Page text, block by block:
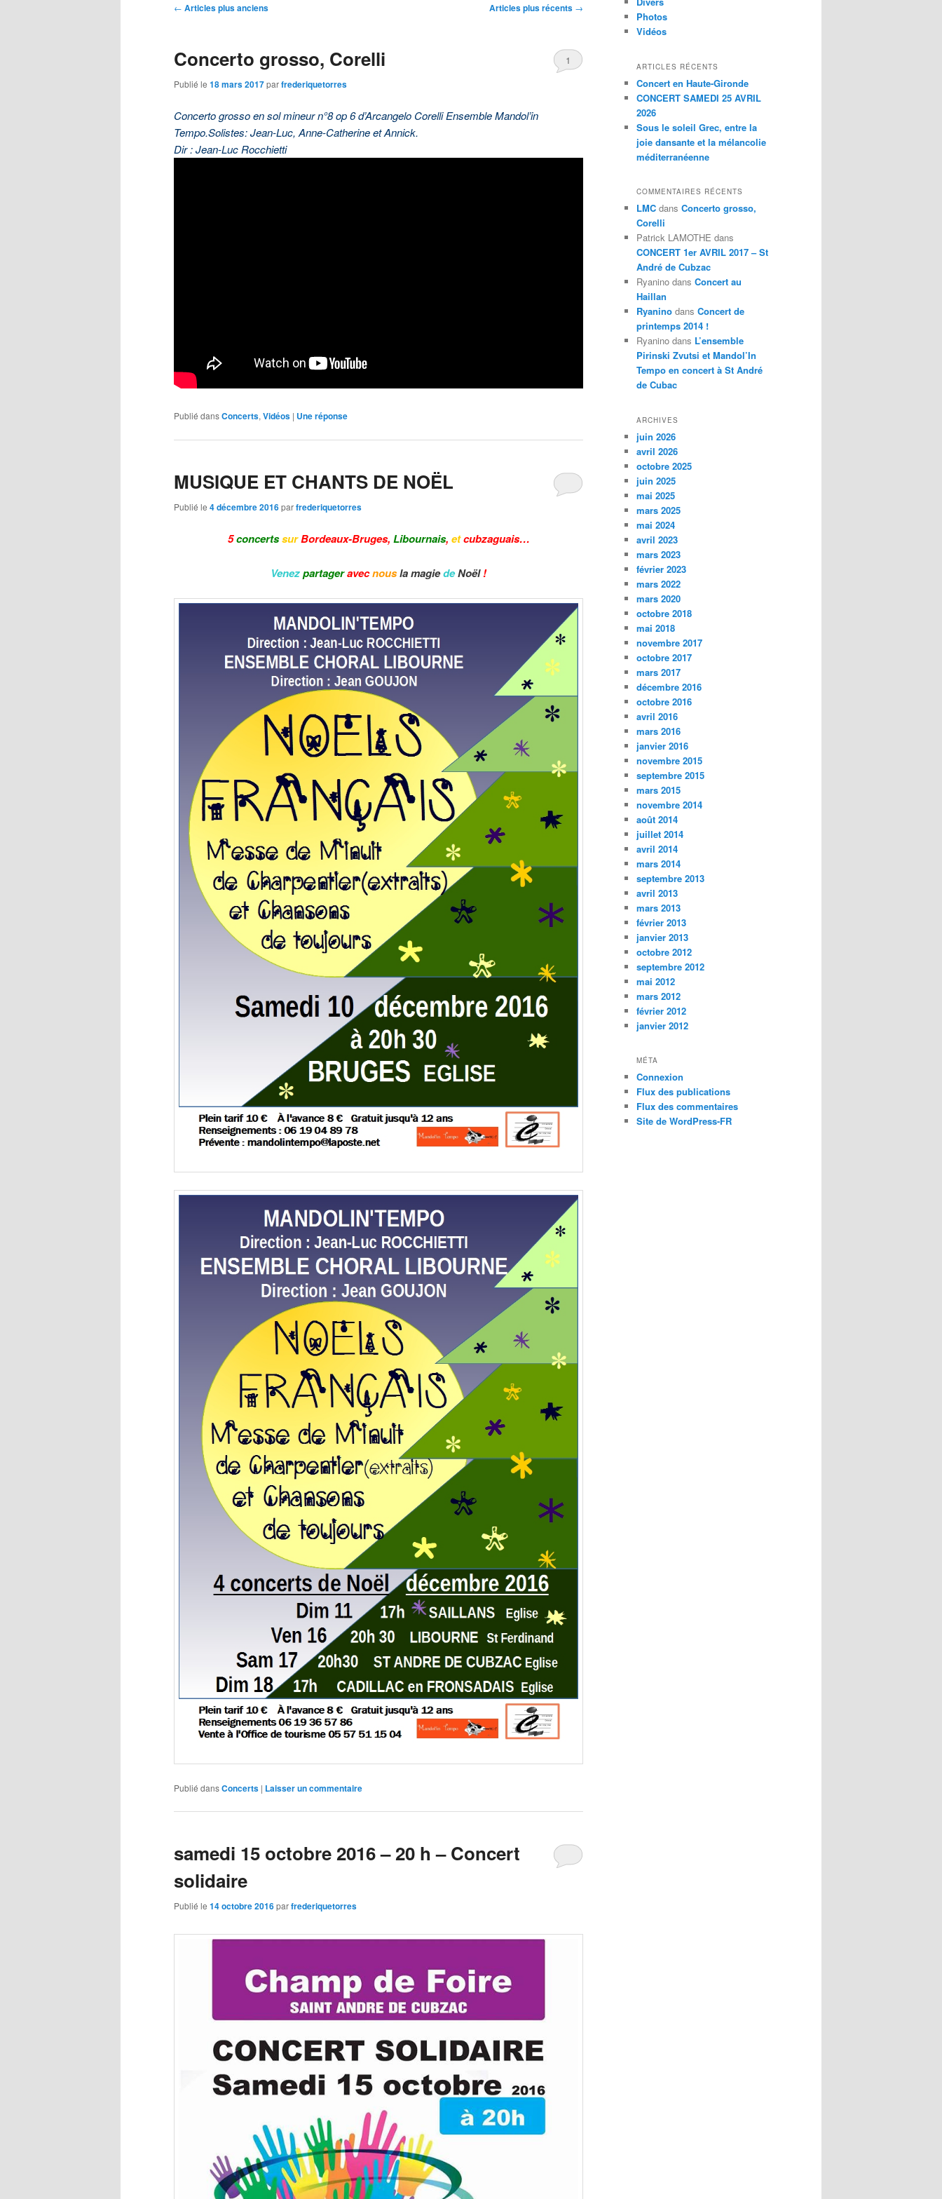
Navigation
← Articles plus anciens Articles plus récents →
Concerto grosso, Corelli
Publié le 18 mars 2017parfrederiquetorres
1
Concerto grosso en sol mineur n°8 op 6 d’Arcangelo Corelli Ensemble Mandol’in
Tempo.Solistes: Jean-Luc, Anne-Catherine et Annick.
Dir : Jean-Luc Rocchietti
Publié dansConcerts, Vidéos | Uneréponse
MUSIQUE ET CHANTS DE NOËL
Publié le 4 décembre 2016parfrederiquetorres
5concerts surBordeaux-Bruges, Libournais, etcubzaguais…
Venezpartageravecnousla magiedeNoël!
Publié dansConcerts | Laisser un commentaire
samedi 15 octobre 2016 – 20 h – Concert
solidaire
Publié le 14 octobre 2016parfrederiquetorres
Photos
Vidéos
ARTICLES RÉCENTS
Concert en Haute-Gironde
CONCERT SAMEDI 25 AVRIL
2026
Sous le soleil Grec, entre la
joie dansante et la mélancolie
méditerranéenne
COMMENTAIRES RÉCENTS
LMC dans Concerto grosso,
Corelli
Patrick LAMOTHE dans
CONCERT 1er AVRIL 2017 – St
André de Cubzac
Ryanino dans Concert au
Haillan
Ryanino dans Concert de
printemps 2014 !
Ryanino dans L’ensemble
Pirinski Zvutsi et Mandol’In
Tempo en concert à St André
de Cubac
ARCHIVES
juin 2026
avril 2026
octobre 2025
juin 2025
mai 2025
mars 2025
mai 2024
avril 2023
mars 2023
février 2023
mars 2022
mars 2020
octobre 2018
mai 2018
novembre 2017
octobre 2017
mars 2017
décembre 2016
octobre 2016
avril 2016
mars 2016
janvier 2016
novembre 2015
septembre 2015
mars 2015
novembre 2014
août 2014
juillet 2014
avril 2014
mars 2014
septembre 2013
avril 2013
mars 2013
février 2013
janvier 2013
octobre 2012
septembre 2012
mai 2012
mars 2012
février 2012
janvier 2012
MÉTA
Connexion
Flux des publications
Flux des commentaires
Site de WordPress-FR